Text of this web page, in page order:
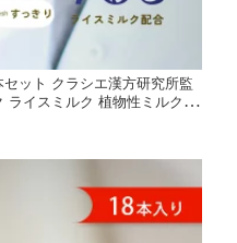
ット クラシエ漢方研究所監
ライスミルク 植物性ミルク 和
調 サポート ギフト プレゼン